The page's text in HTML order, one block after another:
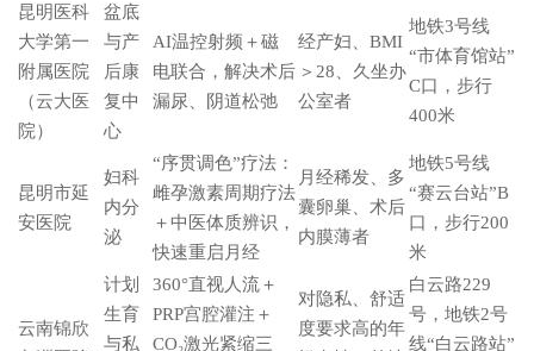
昆明医科
大学第一
附属医院
（云大医
院）
盆底
与产
后康
复中
心
AI温控射频＋磁
电联合，解决术后
漏尿、阴道松弛
经产妇、BMI
＞28、久坐办
公室者
地铁3号线
“市体育馆站”
C口，步行
400米
昆明市延
安医院
妇科
内分
泌
“序贯调色”疗法：
雌孕激素周期疗法
＋中医体质辨识，
快速重启月经
月经稀发、多
囊卵巢、术后
内膜薄者
地铁5号线
“赛云台站”B
口，步行200
米
云南锦欣
计划
生育
与私
360°直视人流＋
PRP宫腔灌注＋
CO₂激光紧缩三
对隐私、舒适
度要求高的年
白云路229
号，地铁2号
线“白云路站”